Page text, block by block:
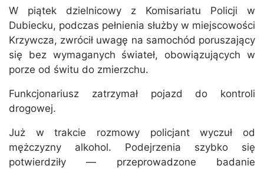
W piątek dzielnicowy z Komisariatu Policji w
Dubiecku, podczas pełnienia służby w miejscowości
Krzywcza, zwrócił uwagę na samochód poruszający
się bez wymaganych świateł, obowiązujących w
porze od świtu do zmierzchu.
Funkcjonariusz zatrzymał pojazd do kontroli
drogowej.
Już w trakcie rozmowy policjant wyczuł od
mężczyzny alkohol. Podejrzenia szybko się
potwierdziły — przeprowadzone badanie